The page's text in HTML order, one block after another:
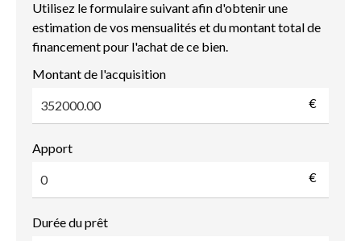
Utilisez le formulaire suivant afin d'obtenir une
estimation de vos mensualités et du montant total de
financement pour l'achat de ce bien.
Montant de l'acquisition
€
Apport
€
Durée du prêt